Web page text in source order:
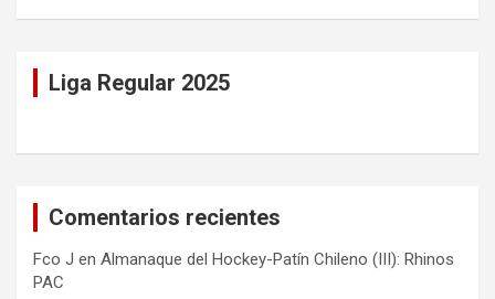
Liga Regular 2025
Comentarios recientes
Fco J en Almanaque del Hockey-Patín Chileno (III): Rhinos
PAC